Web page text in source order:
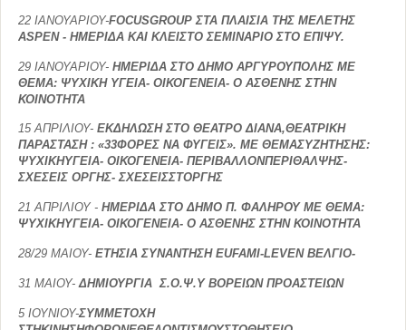
22 ΙΑΝΟΥΑΡΙΟΥ-FOCUSGROUP ΣΤΑ ΠΛΑΙΣΙΑ ΤΗΣ ΜΕΛΕΤΗΣ
ASPEN- ΗΜΕΡΙΔΑ ΚΑΙ ΚΛΕΙΣΤΟ ΣΕΜΙΝΑΡΙΟ ΣΤΟ ΕΠΙΨΥ.
29 ΙΑΝΟΥΑΡΙΟΥ- ΗΜΕΡΙΔΑ ΣΤΟ ΔΗΜΟ ΑΡΓΥΡΟΥΠΟΛΗΣ ΜΕ
ΘΕΜΑ: ΨΥΧΙΚΗ ΥΓΕΙΑ- ΟΙΚΟΓΕΝΕΙΑ- Ο ΑΣΘΕΝΗΣ ΣΤΗΝ
ΚΟΙΝΟΤΗΤΑ
15 ΑΠΡΙΛΙΟΥ- ΕΚΔΗΛΩΣΗ ΣΤΟ ΘΕΑΤΡΟ ΔΙΑΝΑ,ΘΕΑΤΡΙΚΗ
ΠΑΡΑΣΤΑΣΗ : «33ΦΟΡΕΣ ΝΑ ΦΥΓΕΙΣ». ΜΕ ΘΕΜΑΣΥΖΗΤΗΣΗΣ:
ΨΥΧΙΚΗΥΓΕΙΑ- ΟΙΚΟΓΕΝΕΙΑ- ΠΕΡΙΒΑΛΛΟΝΠΕΡΙΘΑΛΨΗΣ-
ΣΧΕΣΕΙΣ ΟΡΓΗΣ-ΣΧΕΣΕΙΣΣΤΟΡΓΗΣ
21 ΑΠΡΙΛΙΟΥ - ΗΜΕΡΙΔΑ ΣΤΟΔΗΜΟ Π. ΦΑΛΗΡΟΥ ΜΕ ΘΕΜΑ:
ΨΥΧΙΚΗΥΓΕΙΑ- ΟΙΚΟΓΕΝΕΙΑ- Ο ΑΣΘΕΝΗΣ ΣΤΗΝ ΚΟΙΝΟΤΗΤΑ
28/29 ΜΑΙΟΥ- ΕΤΗΣΙΑ ΣΥΝΑΝΤΗΣΗ EUFAMI-LEVENΒΕΛΓΙΟ-
31 ΜΑΙΟΥ- ΔΗΜΙΟΥΡΓΙΑ Σ.Ο.Ψ.Υ ΒΟΡΕΙΩΝ ΠΡΟΑΣΤΕΙΩΝ
5 ΙΟΥΝΙΟΥ-ΣΥΜΜΕΤΟΧΗ